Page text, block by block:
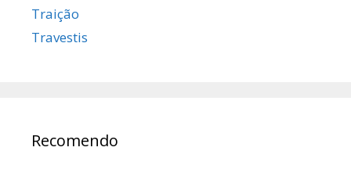
Traição
Travestis
Recomendo